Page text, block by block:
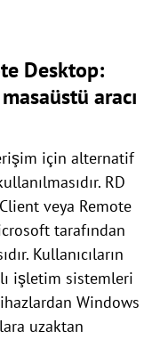
Desktop:
aracı
için alternatif
RD
veya Remote
tarafından
Kullanıcıların
işletim sistemleri
Windows
uzaktan